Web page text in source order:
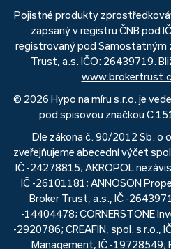
Pojistné produkty
zapsaný v registru ČNB pod
registrovaný pod Samostatným
Trust, a.s. IČO: 26439719.
© 2026 Hypo na míru s.r.o. je
pod spisovou značkou C
Dle zákona č. 90/2012 Sb. o
zveřejňujeme abecední výčet
IČ -24278815; AKROPOL
IČ -26101181; ANNOSON
Broker Trust, a.s., IČ -
-14404478; CORNERSTONE
-2920786; CREAFIN, spol. s r.o.,
Management, IČ -19728549;